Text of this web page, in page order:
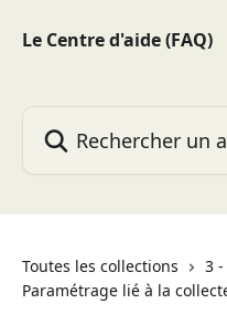
Le Centre d'aide (FAQ)
Toutes les collections
3 -
Paramétrage lié à la